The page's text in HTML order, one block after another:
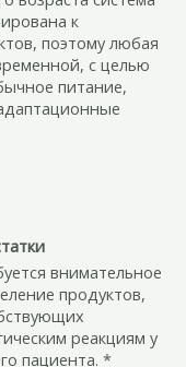
к
поэтому любая
с целью
питание,
внимательное
продуктов,
реакциям у
пациента. *